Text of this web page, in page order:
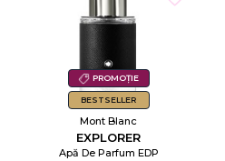
PROMOȚIE
BESTSELLER
Mont Blanc
EXPLORER
Apă De Parfum EDP